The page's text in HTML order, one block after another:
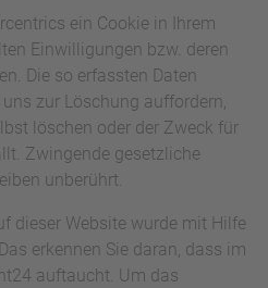
ein Cookie in Ihrem
Einwilligungen bzw. deren
Die so erfassten Daten
zur Löschung auffordern,
löschen oder der Zweck für
Zwingende gesetzliche
unberührt.
dieser Website wurde mit Hilfe
erkennen Sie daran, dass im
auftaucht. Um das